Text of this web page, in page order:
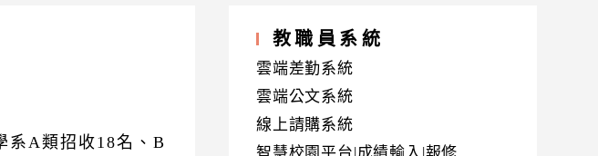
系A類招收18名、B
教職員系統
雲端差勤系統
雲端公文系統
線上請購系統